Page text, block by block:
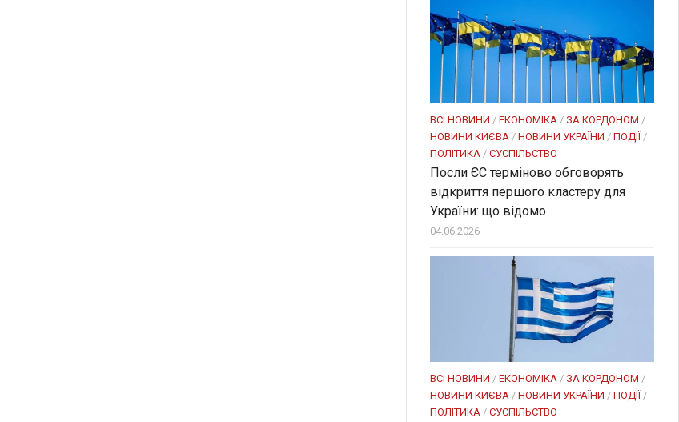
ВСІ НОВИНИ / ЕКОНОМІКА / ЗА КОРДОНОМ /
НОВИНИ КИЄВА / НОВИНИ УКРАЇНИ / ПОДІЇ /
ПОЛІТИКА / СУСПІЛЬСТВО
Посли ЄC терміново обговорять
відкриття першого кластеру для
України: що відомо
04.06.2026
ВСІ НОВИНИ / ЕКОНОМІКА / ЗА КОРДОНОМ /
НОВИНИ КИЄВА / НОВИНИ УКРАЇНИ / ПОДІЇ /
ПОЛІТИКА / СУСПІЛЬСТВО